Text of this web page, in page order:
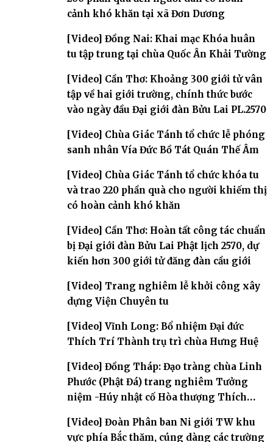
cảnh khó khăn tại xã Đơn Dương
[Video] Đồng Nai: Khai mạc Khóa huân
tu tập trung tại chùa Quốc Ân Khải Tường
[Video] Cần Thơ: Khoảng 300 giới tử vân
tập về hai giới trường, chính thức bước
vào ngày đầu Đại giới đàn Bửu Lai PL.2570
[Video] Chùa Giác Tánh tổ chức lễ phóng
sanh nhân Vía Đức Bồ Tát Quán Thế Âm
[Video] Chùa Giác Tánh tổ chức khóa tu
và trao 220 phần quà cho người khiếm thị
có hoàn cảnh khó khăn
[Video] Cần Thơ: Hoàn tất công tác chuẩn
bị Đại giới đàn Bửu Lai Phật lịch 2570, dự
kiến hơn 300 giới tử đăng đàn cầu giới
[Video] Trang nghiêm lễ khởi công xây
dựng Viện Chuyên tu
[Video] Vĩnh Long: Bổ nhiệm Đại đức
Thích Trí Thành trụ trì chùa Hưng Huệ
[Video] Đồng Tháp: Đạo tràng chùa Linh
Phước (Phật Đá) trang nghiêm Tưởng
niệm -Húy nhật cố Hòa thượng Thích
[Video] Đoàn Phân ban Ni giới TW khu
vực phía Bắc thăm, cúng dàng các trường